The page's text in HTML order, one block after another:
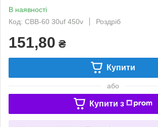
В наявності
Код: CBB-60 30uf 450v
Роздріб
151,80 ₴
Купити
або
Купити з